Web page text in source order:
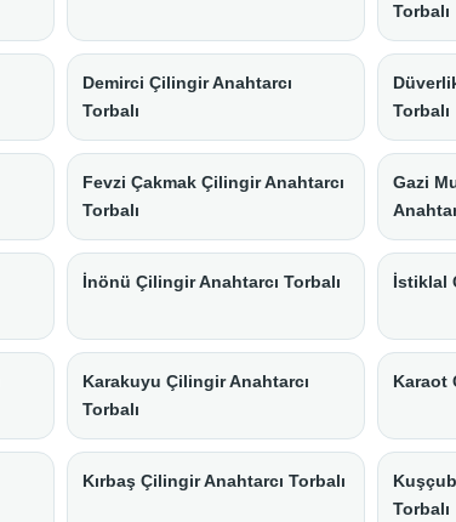
Torbalı
Demirci Çilingir Anahtarcı
Torbalı
Torbalı
Fevzi Çakmak Çilingir Anahtarcı
Torbalı
Gazi
İnönü Çilingir Anahtarcı Torbalı İstiklal
Karakuyu Çilingir Anahtarcı
Torbalı
Karaot
Kırbaş Çilingir Anahtarcı Torbalı
Torbalı